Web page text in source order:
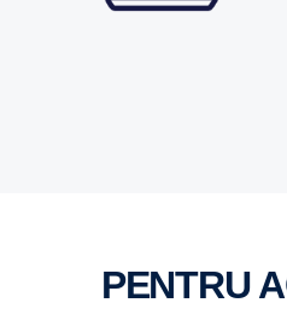
PENTRU